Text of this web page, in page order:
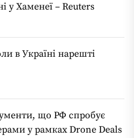
у Хаменеї – Reuters
в Україні нарешті
що РФ спробує
у рамках Drone Deals